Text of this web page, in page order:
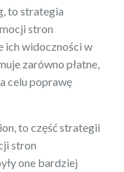
to strategia
stron
ich widoczności w
zarówno płatne,
celu poprawę
to część strategii
stron
one bardziej